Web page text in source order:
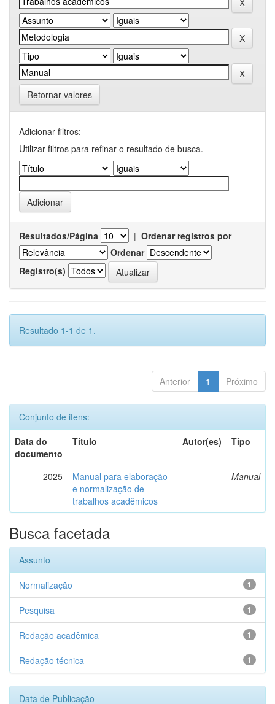
Retornar valores
Adicionar filtros:
Utilizar filtros para refinar o resultado de busca.
Resultados/Página | Ordenar registros por
Ordenar
Registro(s)
Resultado 1-1 de 1.
Anterior 1 Próximo
Conjunto de itens:
Data do
documento
Título Autor(es) Tipo
2025
Manual para elaboração
e normalização de
trabalhos acadêmicos
- Manual
Busca facetada
Assunto
1
Normalização
1
Pesquisa
1
Redação acadêmica
1
Redação técnica
Data de Publicação